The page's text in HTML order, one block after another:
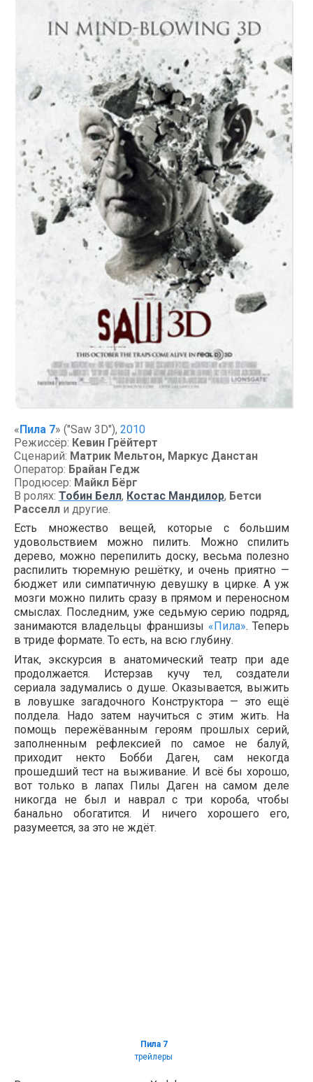
«Пила 7» ("Saw 3D"), 2010
Режиссёр: Кевин Грёйтерт
Сценарий: Матрик Мельтон, Маркус Данстан
Оператор: Брайан Гедж
Продюсер: Майкл Бёрг
В ролях: Тобин Белл, Костас Мандилор, Бетси
Расселл и другие.
Есть множество вещей, которые с большим
удовольствием можно пилить. Можно спилить
дерево, можно перепилить доску, весьма полезно
распилить тюремную решётку, и очень приятно —
бюджет или симпатичную девушку в цирке. А уж
мозги можно пилить сразу в прямом и переносном
смыслах. Последним, уже седьмую серию подряд,
занимаются владельцы франшизы «Пила». Теперь
в триде формате. То есть, на всю глубину.
Итак, экскурсия в анатомический театр при аде
продолжается. Истерзав кучу тел, создатели
сериала задумались о душе. Оказывается, выжить
в ловушке загадочного Конструктора — это ещё
полдела. Надо затем научиться с этим жить. На
помощь пережёванным героям прошлых серий,
заполненным рефлексией по самое не балуй,
приходит некто Бобби Даген, сам некогда
прошедший тест на выживание. И всё бы хорошо,
вот только в лапах Пилы Даген на самом деле
никогда не был и наврал с три короба, чтобы
банально обогатится. И ничего хорошего его,
разумеется, за это не ждёт.
Пила 7
трейлеры